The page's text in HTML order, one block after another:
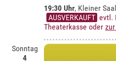
19:30 Uhr, Kleiner Saal
AUSVERKAUFT evtl.
Theaterkasse oder
Sonntag
4